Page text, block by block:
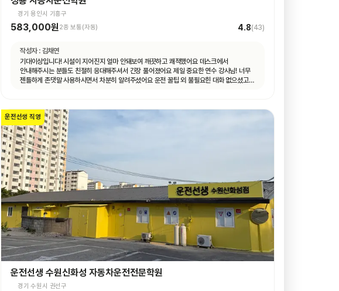
경기 용인시 기흥구
583,000원2종 보통(자동) 4.8(43)
작성자 : 김채연
기대이상입니다! 시설이 지어진지 얼마 안돼보여 깨끗하고 쾌적했어요 데스크에서
안내해주시는 분들도 친절히 응대해주셔서 긴장 풀어졌어요 제일 중요한 연수 강사님! 너무
젠틀하게 존댓말 사용하시면서 차분히 알려주셨어요 운전 꿀팁 외 불필요힌 대화 없으셨고
운전선생 직영
운전선생 수원신화성 자동차운전전문학원
경기 수원시 권선구